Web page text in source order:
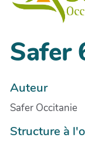
Safer
Auteur
Safer Occitanie
Structure à